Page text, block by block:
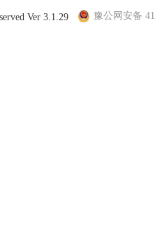
Ver 3.1.29 豫公网安备